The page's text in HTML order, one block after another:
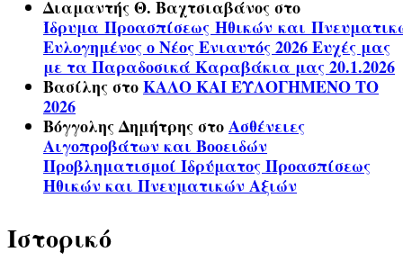
Διαμαντής Θ. Βαχτσιαβάνοςστο
Ίδρυμα Προασπίσεως Ηθικών και
Ευλογημένος ο Νέος Ενιαυτός 2026 Ευχές μας
με τα Παραδοσικά Καραβάκια μας 20.1.2026
ΒασίληςστοΚΑΛΟ ΚΑΙ ΕΥΛΟΓΗΜΕΝΟ ΤΟ
2026
Βόγγολης ΔημήτρηςστοΑσθένειες
Αιγοπροβάτων και Βοοειδών
Προβληματισμοί Ιδρύματος Προασπίσεως
Ηθικών και Πνευματικών Αξιών
Ιστορικό